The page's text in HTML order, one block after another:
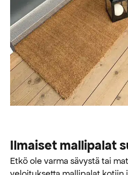
Ilmaiset mallipalat
Etkö ole varma sävystä tai